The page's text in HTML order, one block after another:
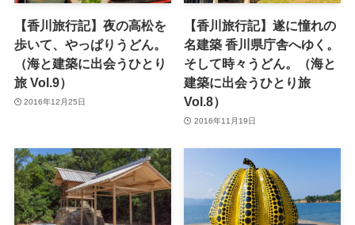
【香川旅行記】夜の高松を
歩いて、やっぱりうどん。
（海と建築に出会うひとり
旅 Vol.9）
2016年12月25日
【香川旅行記】遂に憧れの
名建築 香川県庁舎へゆく。
そして時々うどん。（海と
建築に出会うひとり旅
Vol.8）
2016年11月19日